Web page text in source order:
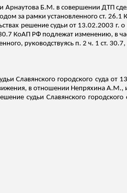
АрнаутоваБ.М. в совершении ДТП
за рамки установленного ст. 26.1
решение судьи от 13.02.2003 г.
30.7 КоАП РФ подлежат изменению, в
руководствуясь п. 2 ч. 1 ст.
Славянского городского суда
в отношении Непряхина А.М.,
судьи Славянского